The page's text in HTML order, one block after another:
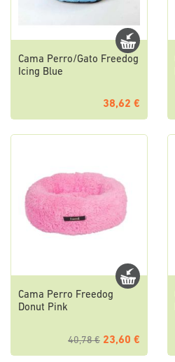
Cama Perro/Gato Freedog
Icing Blue
38,62 €
Cama Perro Freedog
Donut Pink
40,78 € 23,60 €